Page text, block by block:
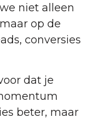
niet alleen
op de
conversies
dat je
beter, maar